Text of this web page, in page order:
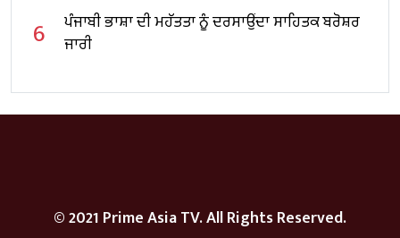
6
ਪੰਜਾਬੀ ਭਾਸ਼ਾ ਦੀ ਮਹੱਤਤਾ ਨੂੰ ਦਰਸਾਉਂਦਾ ਸਾਹਿਤਕ ਬਰੋਸ਼ਰ
ਜਾਰੀ
© 2021 Prime Asia TV. All Rights Reserved.